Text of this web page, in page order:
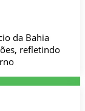
da Bahia
refletindo